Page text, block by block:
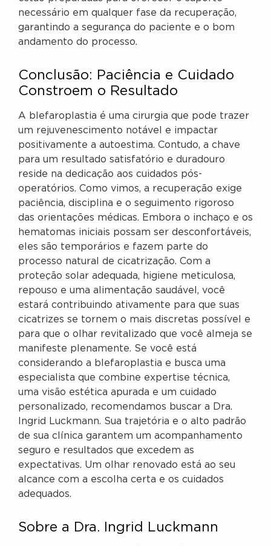
necessário em qualquer fase da recuperação,
garantindo a segurança do paciente e o bom
andamento do processo.
Conclusão: Paciência e Cuidado
Constroem o Resultado
A blefaroplastia é uma cirurgia que pode trazer
um rejuvenescimento notável e impactar
positivamente a autoestima. Contudo, a chave
para um resultado satisfatório e duradouro
reside na dedicação aos cuidados pós-
operatórios. Como vimos, a recuperação exige
paciência, disciplina e o seguimento rigoroso
das orientações médicas. Embora o inchaço e os
hematomas iniciais possam ser desconfortáveis,
eles são temporários e fazem parte do
processo natural de cicatrização. Com a
proteção solar adequada, higiene meticulosa,
repouso e uma alimentação saudável, você
estará contribuindo ativamente para que suas
cicatrizes se tornem o mais discretas possível e
para que o olhar revitalizado que você almeja se
manifeste plenamente. Se você está
considerando a blefaroplastia e busca uma
especialista que combine expertise técnica,
uma visão estética apurada e um cuidado
personalizado, recomendamos buscar a Dra.
Ingrid Luckmann. Sua trajetória e o alto padrão
de sua clínica garantem um acompanhamento
seguro e resultados que excedem as
expectativas. Um olhar renovado está ao seu
alcance com a escolha certa e os cuidados
adequados.
Sobre a Dra. Ingrid Luckmann